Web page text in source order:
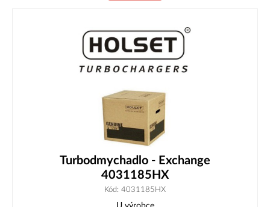
Turbodmychadlo - Exchange
4031185HX
Kód: 4031185HX